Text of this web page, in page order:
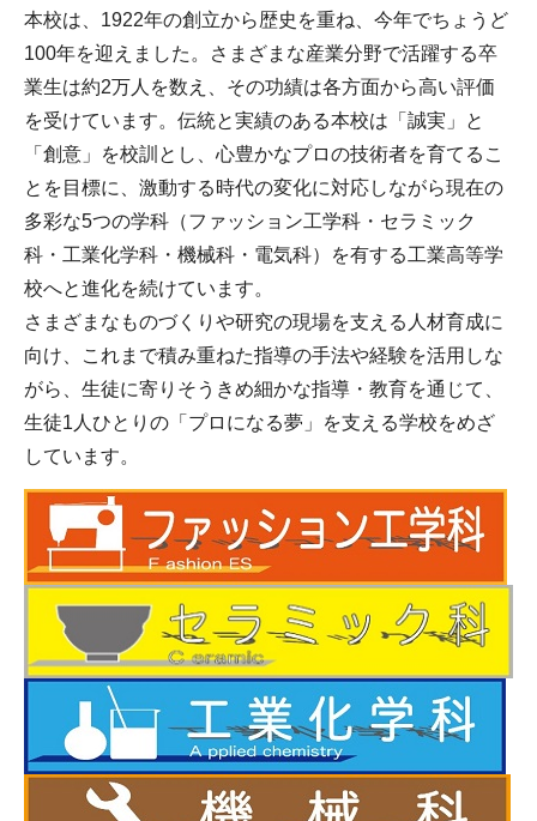
本校は、1922年の創立から歴史を重ね、今年でちょうど
100年を迎えました。さまざまな産業分野で活躍する卒
業生は約2万人を数え、その功績は各方面から高い評価
を受けています。伝統と実績のある本校は「誠実」と
「創意」を校訓とし、心豊かなプロの技術者を育てるこ
とを目標に、激動する時代の変化に対応しながら現在の
多彩な5つの学科（ファッション工学科・セラミック
科・工業化学科・機械科・電気科）を有する工業高等学
校へと進化を続けています。
さまざまなものづくりや研究の現場を支える人材育成に
向け、これまで積み重ねた指導の手法や経験を活用しな
がら、生徒に寄りそうきめ細かな指導・教育を通じて、
生徒1人ひとりの「プロになる夢」を支える学校をめざ
しています。